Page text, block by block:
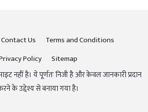
Contact Us
Terms and Conditions
Policy
Sitemap
नहीं है। ये पूर्णतः निजी है और केवल जानकारी प्रदान
के उद्देश्य से बनाया गया है।